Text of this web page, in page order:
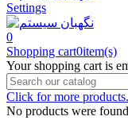
Settings
0
Shopping cart0item(s)
Your shopping cart is
Click for more products.
No products were